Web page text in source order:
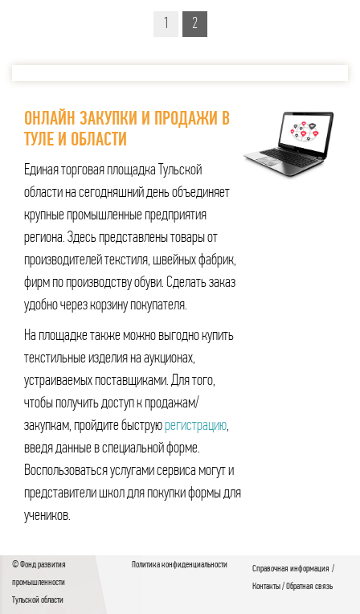
1 2
ОНЛАЙН ЗАКУПКИ И ПРОДАЖИ В
ТУЛЕ И ОБЛАСТИ
Единая торговая площадка Тульской
области на сегодняшний день объединяет
крупные промышленные предприятия
региона. Здесь представлены товары от
производителей текстиля, швейных фабрик,
фирм по производству обуви. Сделать заказ
удобно через корзину покупателя.
На площадке также можно выгодно купить
текстильные изделия на аукционах,
устраиваемых поставщиками. Для того,
чтобы получить доступ к продажам/
закупкам, пройдите быструюрегистрацию,
введя данные в специальной форме.
Воспользоваться услугами сервиса могут и
представители школ для покупки формы для
учеников.
© Фонд развития
промышленности
Тульской области
Политика конфиденциальности Справочная информация /
Контакты/Обратная связь